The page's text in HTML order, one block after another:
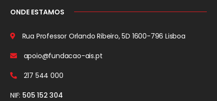
ONDE ESTAMOS
Rua Professor Orlando Ribeiro, 5D 1600-796 Lisboa
apoio@fundacao-ais.pt
217 544 000
NIF: 505 152 304